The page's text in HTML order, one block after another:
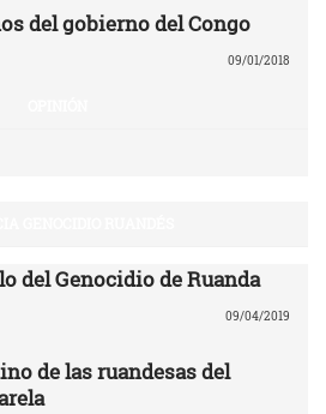
del gobierno del Congo
09/01/2018
del Genocidio de Ruanda
09/04/2019
de las ruandesas del